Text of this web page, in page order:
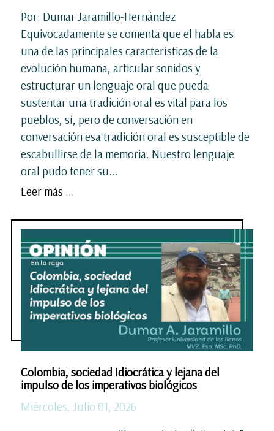
Por: Dumar Jaramillo-Hernández
Equivocadamente se comenta que el habla es
una de las principales características de la
evolución humana, articular sonidos y
estructurar un lenguaje oral que pueda
sustentar una tradición oral es vital para los
pueblos, sí, pero de conversación en
conversación esa tradición oral es susceptible de
escabullirse de la memoria. Nuestro lenguaje
oral pudo tener su...
Leer más ...
Colombia, sociedad Idiocrática y lejana del
impulso de los imperativos biológicos
Miércoles, Julio 01, 2026